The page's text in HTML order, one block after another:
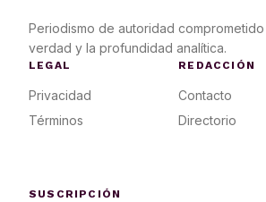
Periodismo de autoridad
verdad y la profundidad analítica.
LEGAL
Privacidad
Términos
REDACCIÓN
Contacto
Directorio
SUSCRIPCIÓN